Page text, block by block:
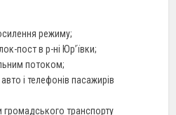
режиму;
пост в р-ні Юр’ївки;
потоком;
і телефонів пасажирів
громадського транспорту